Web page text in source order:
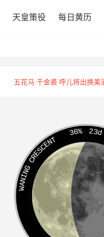
天皇策役 每日黄历
五花马 千金裘 呼儿将出换美
36% 23d
WANING CRESCENT